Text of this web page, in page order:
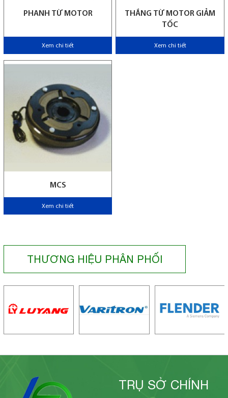
PHANH TỪ MOTOR
Xem chi tiết
THẮNG TỪ MOTOR GIẢM
TỐC
Xem chi tiết
MCS
Xem chi tiết
THƯƠNG HIỆU PHÂN PHỐI
TRỤ SỞ CHÍNH